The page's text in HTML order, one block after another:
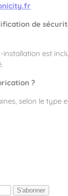
de
installation est
?
selon le type
S'abonner